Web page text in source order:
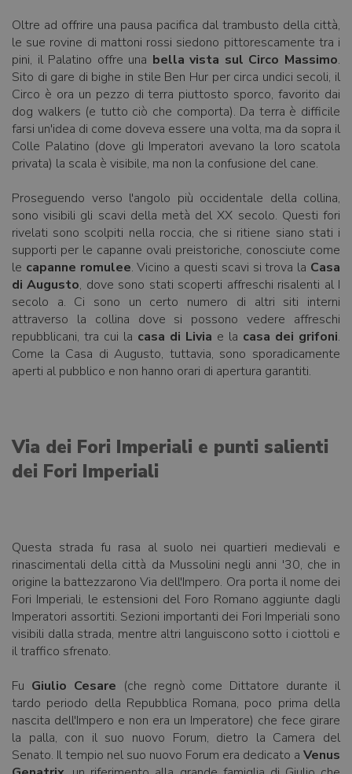
Oltre ad offrire una pausa pacifica dal trambusto della città,
le sue rovine di mattoni rossi siedono pittorescamente tra i
pini, il Palatino offre una bella vista sul Circo Massimo.
Sito di gare di bighe in stile Ben Hur per circa undici secoli, il
Circo è ora un pezzo di terra piuttosto sporco, favorito dai
dog walkers (e tutto ciò che comporta). Da terra è difficile
farsi un'idea di come doveva essere una volta, ma da sopra il
Colle Palatino (dove gli Imperatori avevano la loro scatola
privata) la scala è visibile, ma non la confusione del cane.
Proseguendo verso l'angolo più occidentale della collina,
sono visibili gli scavi della metà del XX secolo. Questi fori
rivelati sono scolpiti nella roccia, che si ritiene siano stati i
supporti per le capanne ovali preistoriche, conosciute come
le capanne romulee. Vicino a questi scavi si trova la Casa
di Augusto, dove sono stati scoperti affreschi risalenti al I
secolo a. Ci sono un certo numero di altri siti interni
attraverso la collina dove si possono vedere affreschi
repubblicani, tra cui la casa di Livia e la casa dei grifoni.
Come la Casa di Augusto, tuttavia, sono sporadicamente
aperti al pubblico e non hanno orari di apertura garantiti.
Via dei Fori Imperiali e punti salienti
dei Fori Imperiali
Questa strada fu rasa al suolo nei quartieri medievali e
rinascimentali della città da Mussolini negli anni '30, che in
origine la battezzarono Via dell'Impero. Ora porta il nome dei
Fori Imperiali, le estensioni del Foro Romano aggiunte dagli
Imperatori assortiti. Sezioni importanti dei Fori Imperiali sono
visibili dalla strada, mentre altri languiscono sotto i ciottoli e
il traffico sfrenato.
Fu Giulio Cesare (che regnò come Dittatore durante il
tardo periodo della Repubblica Romana, poco prima della
nascita dell'Impero e non era un Imperatore) che fece girare
la palla, con il suo nuovo Forum, dietro la Camera del
Senato. Il tempio nel suo nuovo Forum era dedicato a Venus